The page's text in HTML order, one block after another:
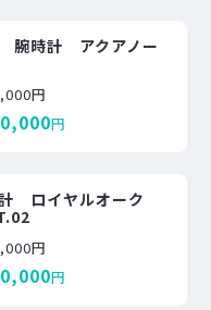
腕時計 アクアノー
円
円
ロイヤルオーク
円
円